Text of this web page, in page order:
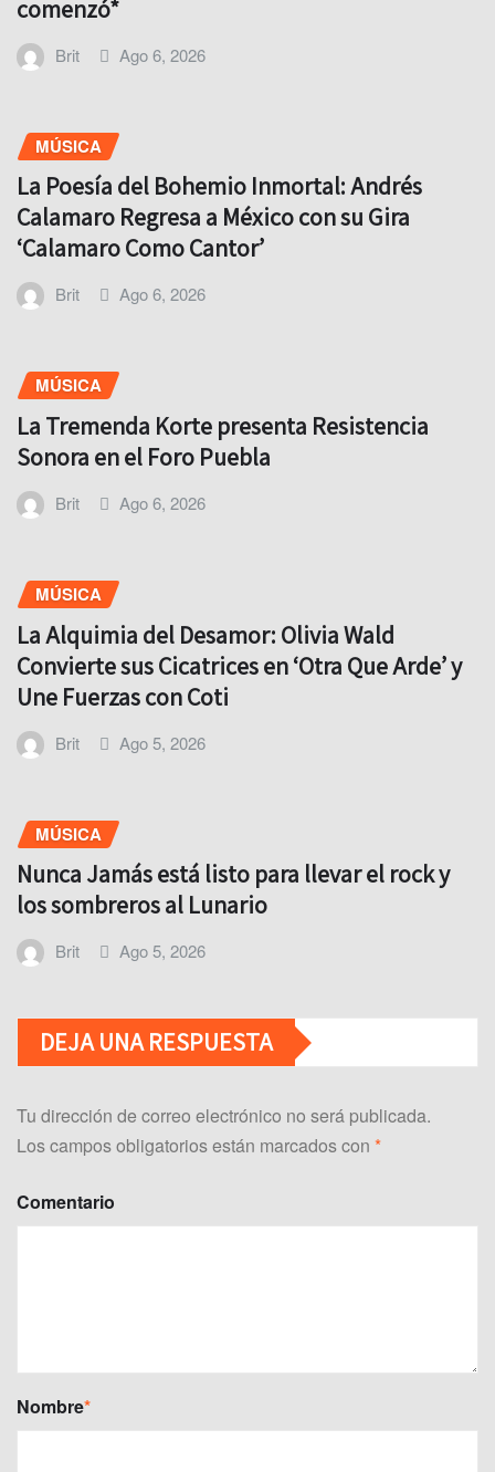
comenzó*
Brit Ago 6, 2026
MÚSICA
La Poesía del Bohemio Inmortal: Andrés
Calamaro Regresa a México con su Gira
‘Calamaro Como Cantor’
Brit Ago 6, 2026
MÚSICA
La Tremenda Korte presenta Resistencia
Sonora en el Foro Puebla
Brit Ago 6, 2026
MÚSICA
La Alquimia del Desamor: Olivia Wald
Convierte sus Cicatrices en ‘Otra Que Arde’ y
Une Fuerzas con Coti
Brit Ago 5, 2026
MÚSICA
Nunca Jamás está listo para llevar el rock y
los sombreros al Lunario
Brit Ago 5, 2026
DEJA UNA RESPUESTA
Tu dirección de correo electrónico no será publicada.
Los campos obligatorios están marcados con *
Comentario
Nombre*